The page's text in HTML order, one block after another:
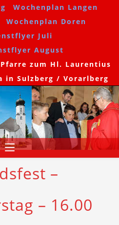
Wochenplan Langen
Wochenplan Doren
Juli
August
zum Hl. Laurentius
in Sulzberg / Vorarlberg
–
– 16.00